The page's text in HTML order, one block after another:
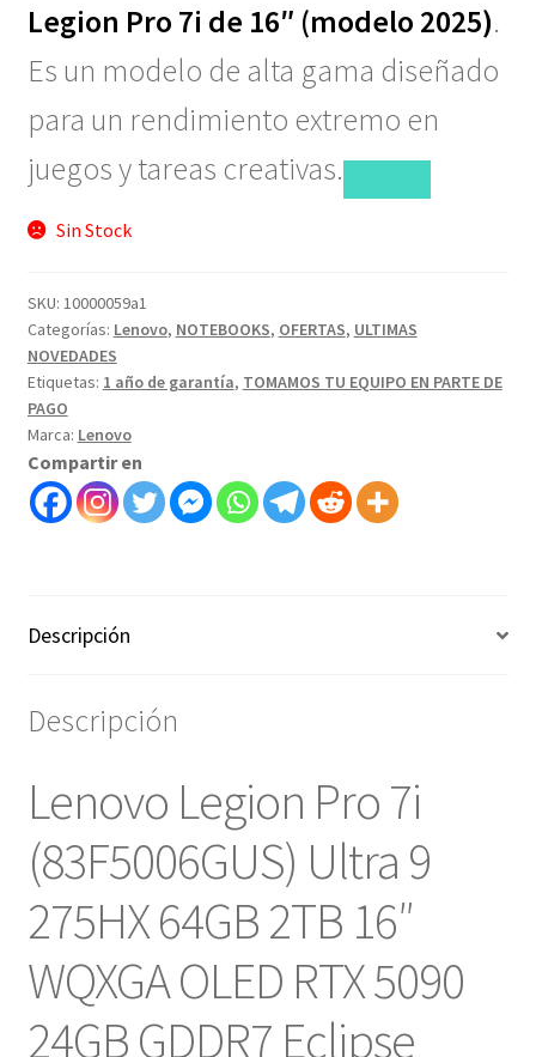
Legion Pro 7i de 16″ (modelo 2025).
Es un modelo de alta gama diseñado
para un rendimiento extremo en
juegos y tareas creativas.
Sin Stock
SKU: 10000059a1
Categorías: Lenovo, NOTEBOOKS, OFERTAS, ULTIMAS
NOVEDADES
Etiquetas: 1 año de garantía, TOMAMOS TU EQUIPO EN PARTE DE
PAGO
Marca: Lenovo
Compartir en
Descripción
Descripción
Lenovo Legion Pro 7i
(83F5006GUS) Ultra 9
275HX 64GB 2TB 16″
WQXGA OLED RTX 5090
24GB GDDR7 Eclipse